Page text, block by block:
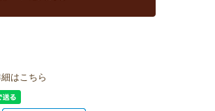
はこちら